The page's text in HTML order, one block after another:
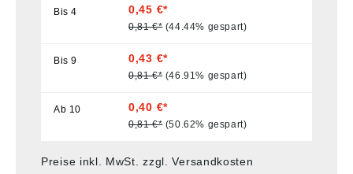
Bis4 0,45 €*
0,81 €* (44.44% gespart)
Bis9 0,43 €*
0,81 €* (46.91% gespart)
Ab 10 0,40 €*
0,81 €* (50.62% gespart)
Preise inkl. MwSt. zzgl. Versandkosten